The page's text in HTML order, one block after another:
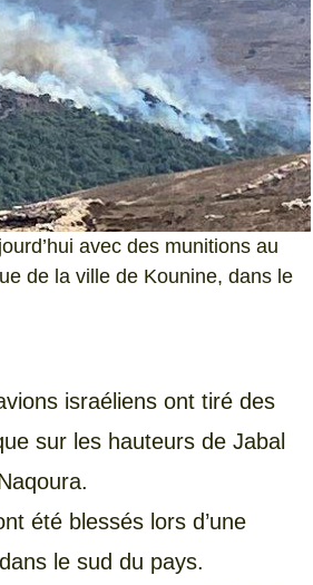
avec des munitions au
de la ville de Kounine, dans le
israéliens ont tiré des
sur les hauteurs de Jabal
été blessés lors d’une
le sud du pays.